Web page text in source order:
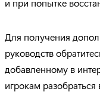
и при попытке
Для получения
руководств
добавленному в
игрокам